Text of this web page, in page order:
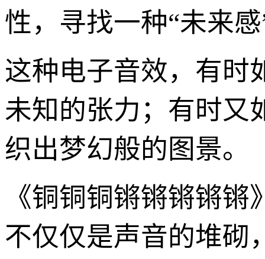
性，寻找一种“未来
这种电子音效，有时
未知的张力；有时又
织出梦幻般的图景。
《铜铜铜锵锵锵锵
不仅仅是声音的堆砌